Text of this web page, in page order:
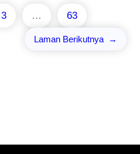
3 … 63
Laman Berikutnya →